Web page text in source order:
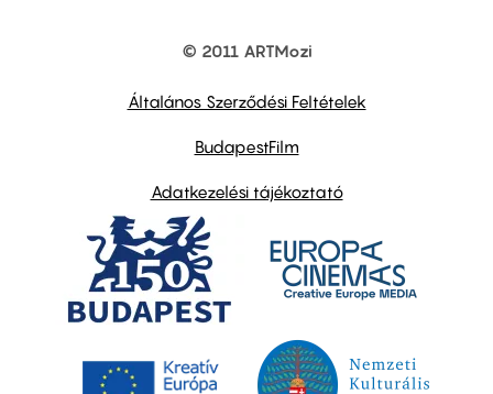
© 2011 ARTMozi
Általános Szerződési Feltételek
BudapestFilm
Adatkezelési tájékoztató